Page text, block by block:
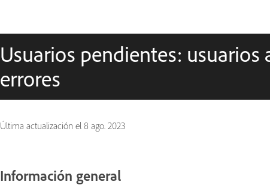
Usuarios pendientes: usuarios
errores
Última actualización el 8 ago. 2023
Información general